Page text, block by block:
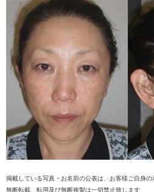
掲載している写真・お名前の公表は、お客様ご自身
無断転載、転用及び無断複製は一切禁止致します